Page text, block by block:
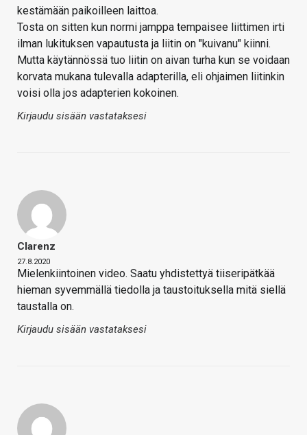
kestämään paikoilleen laittoa.
Tosta on sitten kun normi jamppa tempaisee liittimen irti
ilman lukituksen vapautusta ja liitin on "kuivanu" kiinni.
Mutta käytännössä tuo liitin on aivan turha kun se voidaan
korvata mukana tulevalla adapterilla, eli ohjaimen liitinkin
voisi olla jos adapterien kokoinen.
Kirjaudu sisään vastataksesi
Clarenz
27.8.2020
Mielenkiintoinen video. Saatu yhdistettyä tiiseripätkää
hieman syvemmällä tiedolla ja taustoituksella mitä siellä
taustalla on.
Kirjaudu sisään vastataksesi